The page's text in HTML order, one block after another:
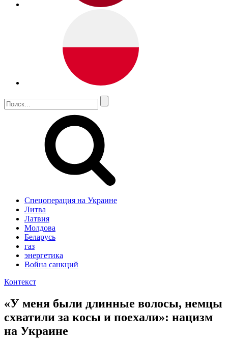
Спецоперация на Украине
Литва
Латвия
Молдова
Беларусь
газ
энергетика
Война санкций
Контекст
«У меня были длинные волосы, немцы
схватили за косы и поехали»: нацизм
на Украине